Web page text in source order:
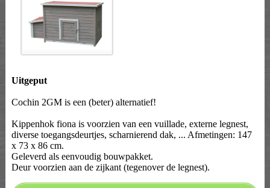
Uitgeput
Cochin 2GM is een (beter) alternatief!
Kippenhok fiona is voorzien van een vuillade, externe legnest,
diverse toegangsdeurtjes, scharnierend dak, ... Afmetingen: 147
x 73 x 86 cm.
Geleverd als eenvoudig bouwpakket.
Deur voorzien aan de zijkant (tegenover de legnest).